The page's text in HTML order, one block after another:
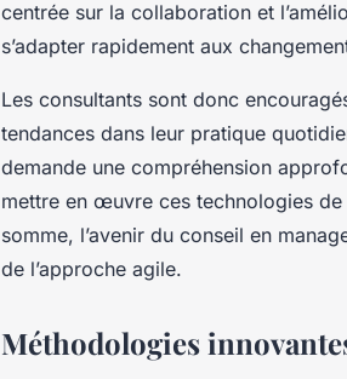
centrée sur la collaboration et
s’adapter rapidement aux
Les consultants sont donc
tendances dans leur pratique
demande une compréhension
mettre en œuvre ces technologies
somme, l’avenir du conseil en
de l’approche agile.
Méthodologies